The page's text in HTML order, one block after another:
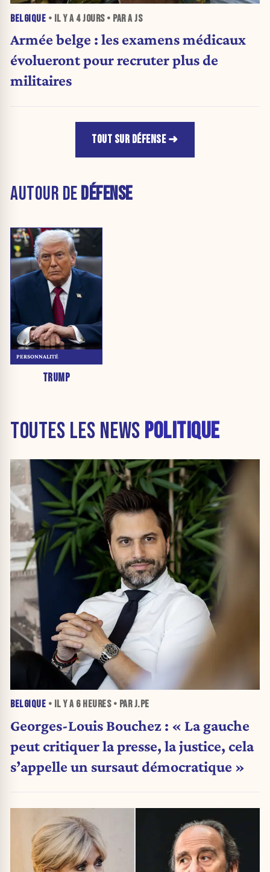
BELGIQUE • IL Y A 4 JOURS• PAR A JS
Armée belge : les examens médicaux
évolueront pour recruter plus de
militaires
TOUT SUR DÉFENSE
AUTOUR DEDÉFENSE
TRUMP
PERSONNALITÉ
TOUTES LES NEWS POLITIQUE
BELGIQUE • IL Y A 6 HEURES• PAR J.PE
Georges-Louis Bouchez : « La gauche
peut critiquer la presse, la justice, cela
s’appelle un sursaut démocratique »